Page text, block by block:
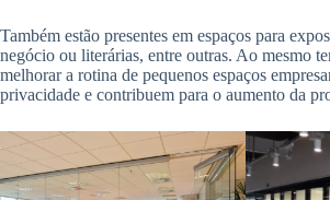
Também estão presentes em espaços para
negócio ou literárias, entre outras. Ao mesmo
melhorar a rotina de pequenos espaços
privacidade e contribuem para o aumento da